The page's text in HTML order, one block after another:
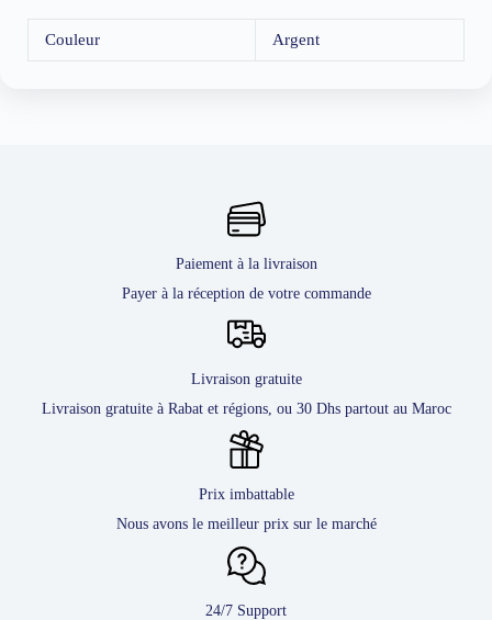
Couleur Argent
Paiement à la livraison
Payer à la réception de votre commande
Livraison gratuite
Livraison gratuite à Rabat et régions, ou 30 Dhs partout au Maroc
Prix imbattable
Nous avons le meilleur prix sur le marché
24/7 Support